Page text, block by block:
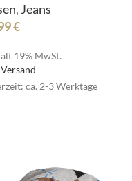
, Jeans
€
19% MwSt.
Versand
ca. 2-3 Werktage